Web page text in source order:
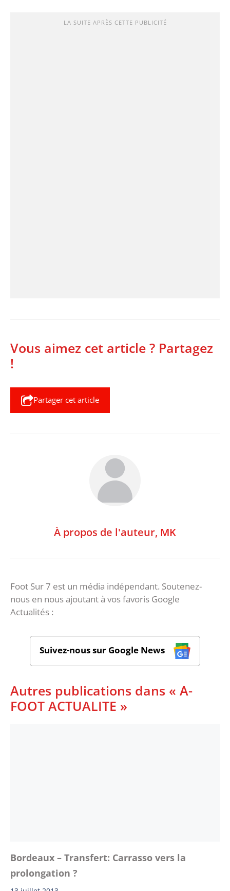
LA SUITE APRÈS CETTE PUBLICITÉ
Vous aimez cet article ? Partagez
!
Partager cet article
À propos de l'auteur, MK
Foot Sur 7 est un média indépendant. Soutenez-
nous en nous ajoutant à vos favoris Google
Actualités :
Suivez-nous sur Google News
Autres publications dans « A-
FOOT ACTUALITE »
Bordeaux – Transfert: Carrasso vers la
prolongation ?